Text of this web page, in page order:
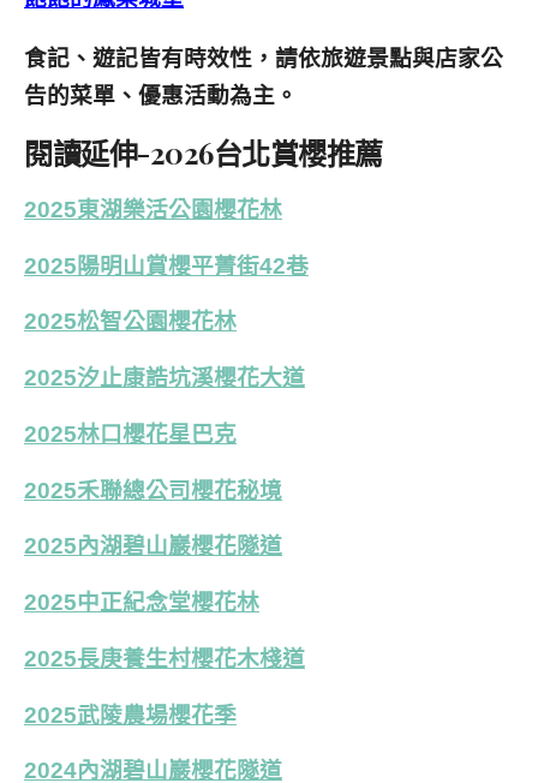
食記、遊記皆有時效性，請依旅遊景點與店家公
告的菜單、優惠活動為主。
閱讀延伸-2026台北賞櫻推薦
2025東湖樂活公園櫻花林
2025陽明山賞櫻平菁街42巷
2025松智公園櫻花林
2025汐止康誥坑溪櫻花大道
2025林口櫻花星巴克
2025禾聯總公司櫻花秘境
2025內湖碧山巖櫻花隧道
2025中正紀念堂櫻花林
2025長庚養生村櫻花木棧道
2025武陵農場櫻花季
2024內湖碧山巖櫻花隧道